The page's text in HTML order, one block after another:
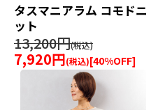
タスマニアラム コモドニ
ット
13,200円
7,920円 [40%OFF]